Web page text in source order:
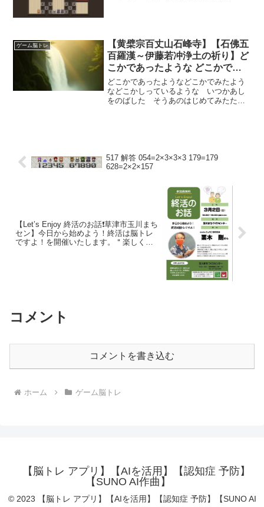
然数 5. 右上の猫はプレイヤーの
ため、計算には無関係
ゲーム脳トレ
【黄檗宗百丈山石峰寺】【石佛五
百羅漢～伊藤若冲浄土の祈り】ど
こかであったような どこかでみ
たような どこかしっているよう
な いつかあしをのばした そ
う あのはじめてみた たこくある
どこかであったようなどこかでみたよう
などこかしっているような いつかあし
をのばした そうあのはじめてみたたこ
517 解答 054=2×3×3×3 179=179
628=2×2×157
【Let’s Enjoy 終活のお話❗️草津市玉川まち
セン】今日から始めよう！終活は脳トレ
ですよ！を開催いたします。＂楽しくな
コメント
コメントを書き込む
ホーム ゲーム脳トレ
【脳トレ アプリ】【AIを活用】【認知症 予防】
【SUNO AI作曲】
© 2023 【脳トレ アプリ】【AIを活用】【認知症 予防】【SUNO AI